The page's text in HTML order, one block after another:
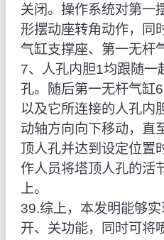
关闭。操作系统对第一
形摆动座转角动作，同
气缸支撑座、第一无杆
7、人孔内胆1均跟随一
孔。随后第一无杆气缸
以及它所连接的人孔内
动轴方向向下移动，直
顶人孔并达到设定位
作人员将塔顶人孔的活
上。
39.综上，本发明能够
开、关功能，同时可将